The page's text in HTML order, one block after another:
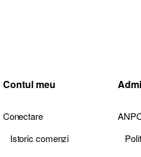
gauriti sau sa
inactivitate, depozitati
Contul meu
Conectare
Istoric comenzi